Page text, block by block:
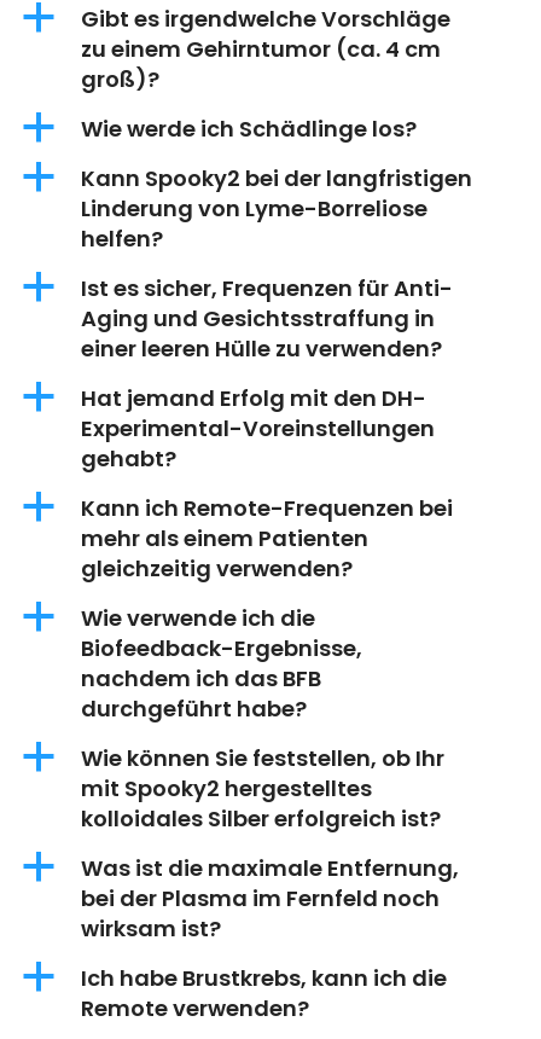
a
Gibt es irgendwelche Vorschläge
zu einem Gehirntumor (ca. 4 cm
groß)?
a Wie werde ich Schädlinge los?
a
Kann Spooky2 bei der langfristigen
Linderung von Lyme-Borreliose
helfen?
a
Ist es sicher, Frequenzen für Anti-
Aging und Gesichtsstraffung in
einer leeren Hülle zu verwenden?
a
Hat jemand Erfolg mit den DH-
Experimental-Voreinstellungen
gehabt?
a
Kann ich Remote-Frequenzen bei
mehr als einem Patienten
gleichzeitig verwenden?
a
Wie verwende ich die
Biofeedback-Ergebnisse,
nachdem ich das BFB
durchgeführt habe?
a
Wie können Sie feststellen, ob Ihr
mit Spooky2 hergestelltes
kolloidales Silber erfolgreich ist?
a
Was ist die maximale Entfernung,
bei der Plasma im Fernfeld noch
wirksam ist?
a
Ich habe Brustkrebs, kann ich die
Remote verwenden?